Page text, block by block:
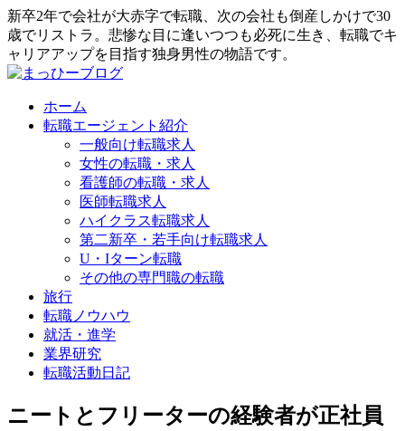
新卒2年で会社が大赤字で転職、次の会社も倒産しかけで30
歳でリストラ。悲惨な目に逢いつつも必死に生き、転職でキ
ャリアアップを目指す独身男性の物語です。
ホーム
転職エージェント紹介
一般向け転職求人
女性の転職・求人
看護師の転職・求人
医師転職求人
ハイクラス転職求人
第二新卒・若手向け転職求人
U・Iターン転職
その他の専門職の転職
旅行
転職ノウハウ
就活・進学
業界研究
転職活動日記
ニートとフリーターの経験者が正社員